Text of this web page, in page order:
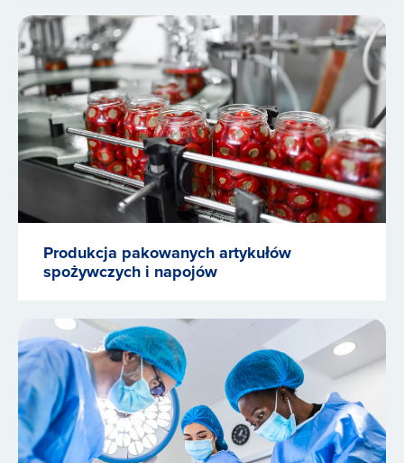
Produkcja pakowanych artykułów
spożywczych i napojów